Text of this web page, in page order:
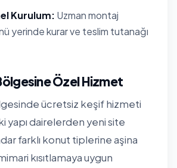
Kurulum: Uzman montaj
yerinde kurar ve teslim tutanağı
Özel Hizmet
ücretsiz keşif hizmeti
yapı dairelerden yeni site
farklı konut tiplerine aşina
kısıtlamaya uygun